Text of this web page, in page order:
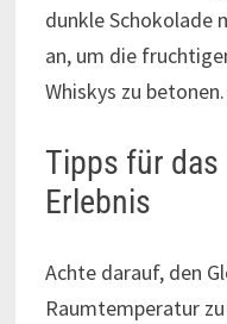
dunkle Schokolade
an, um die
Whiskys zu betonen.
Tipps für das
Erlebnis
Achte darauf, den
Raumtemperatur